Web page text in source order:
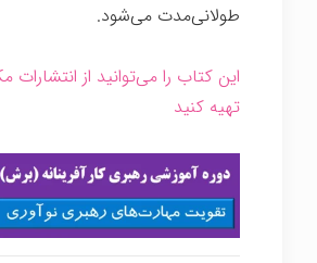
طولانی‌مدت می‌شود.
این کتاب را می‌توانید از انتشارات
تهیه کنید